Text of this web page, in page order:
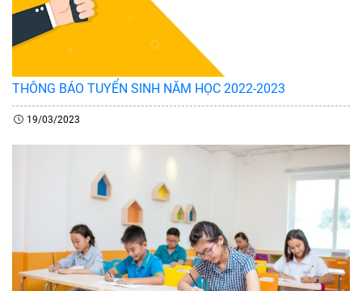
THÔNG BÁO TUYỂN SINH NĂM HỌC 2022-2023
19/03/2023